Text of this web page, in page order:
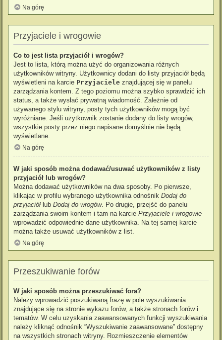
Na górę
Przyjaciele i wrogowie
Co to jest lista przyjaciół i wrogów?
Jest to lista, którą można użyć do organizowania różnych
użytkowników witryny. Użytkownicy dodani do listy przyjaciół będą
wyświetleni na karcie Przyjaciele znajdującej się w panelu
zarządzania kontem. Z tego poziomu można szybko sprawdzić ich
status, a także wysłać prywatną wiadomość. Zależnie od
używanego stylu witryny, posty tych użytkowników mogą być
wyróżniane. Jeśli użytkownik zostanie dodany do listy wrogów,
wszystkie posty przez niego napisane domyślnie nie będą
wyświetlane.
Na górę
W jaki sposób można dodawać/usuwać użytkowników z listy
przyjaciół lub wrogów?
Można dodawać użytkowników na dwa sposoby. Po pierwsze,
klikając w profilu wybranego użytkownika odnośnik Dodaj do
przyjaciół lub Dodaj do wrogów. Po drugie, przejść do panelu
zarządzania swoim kontem i tam na karcie Przyjaciele i wrogowie
wprowadzić odpowiednie dane użytkownika. Na tej samej karcie
można także usuwać użytkowników z list.
Na górę
Przeszukiwanie forów
W jaki sposób można przeszukiwać fora?
Należy wprowadzić poszukiwaną frazę w pole wyszukiwania
znajdujące się na stronie wykazu forów, a także stronach forów i
tematów. W celu uzyskania zaawansowanych funkcji wyszukiwania
należy kliknąć odnośnik “Wyszukiwanie zaawansowane” dostępny
na wszystkich stronach witryny. Rozmieszczenie elementów